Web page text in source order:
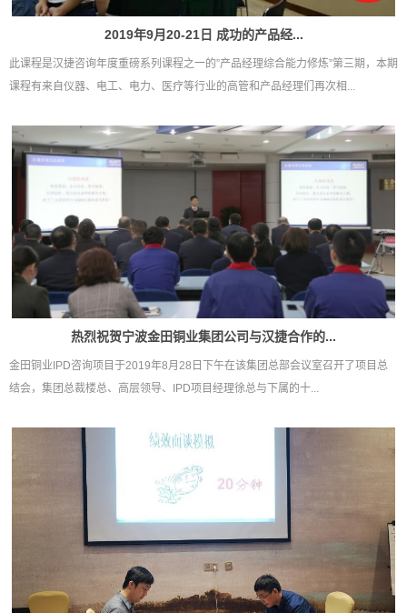
2019年9月20-21日 成功的产品经...
此课程是汉捷咨询年度重磅系列课程之一的”产品经理综合能力修炼”第三期，本期
课程有来自仪器、电工、电力、医疗等行业的高管和产品经理们再次相...
热烈祝贺宁波金田铜业集团公司与汉捷合作的...
金田铜业IPD咨询项目于2019年8月28日下午在该集团总部会议室召开了项目总
结会，集团总裁楼总、高层领导、IPD项目经理徐总与下属的十...